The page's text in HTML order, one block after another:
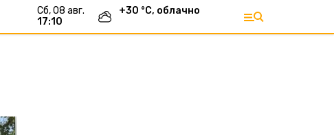
сб, 08 авг.
17:10
+30 °С, облачно